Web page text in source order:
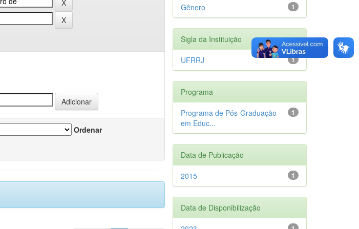
Ordenar
1
Gênero
Sigla da Instituição
1
UFRRJ
Programa
1
Programa de Pós-Graduação
em Educ...
Data de Publicação
1
2015
Data de Disponibilização